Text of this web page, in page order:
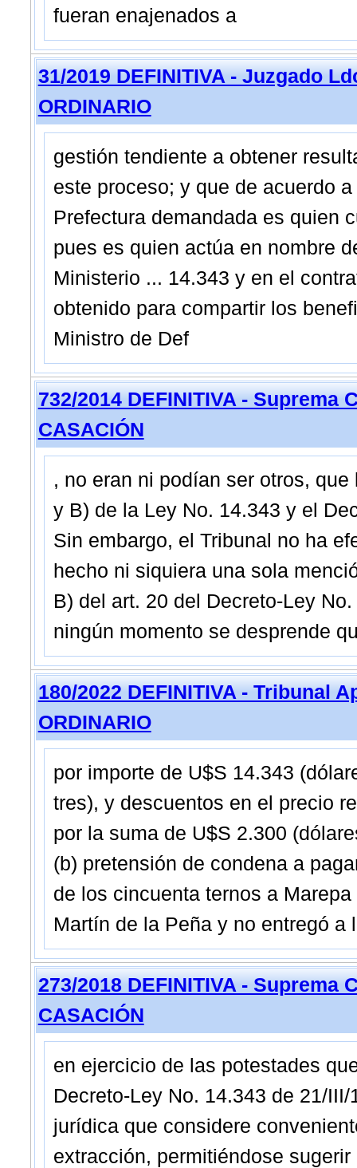
fueran enajenados a
31/2019 DEFINITIVA - Juzgado
ORDINARIO
gestión tendiente a obtener
este proceso; y que de acuerdo
Prefectura demandada es quien
pues es quien actúa en nombre
Ministerio ... 14.343 y en el
obtenido para compartir los
Ministro de Def
732/2014 DEFINITIVA - Suprema
CASACIÓN
, no eran ni podían ser otros,
y B) de la Ley No. 14.343 y el
Sin embargo, el Tribunal no ha
hecho ni siquiera una sola
B) del art. 20 del Decreto-Ley
ningún momento se desprende
180/2022 DEFINITIVA - Tribunal
ORDINARIO
por importe de U$S 14.343
tres), y descuentos en el precio
por la suma de U$S 2.300
(b) pretensión de condena a
de los cincuenta ternos a
Martín de la Peña y no entregó a
273/2018 DEFINITIVA - Suprema
CASACIÓN
en ejercicio de las potestades
Decreto-Ley No. 14.343 de 21/
jurídica que considere
extracción, permitiéndose